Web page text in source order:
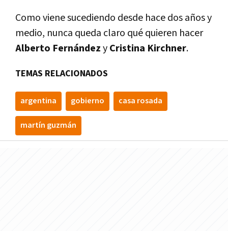
Como viene sucediendo desde hace dos años y
medio, nunca queda claro qué quieren hacer
Alberto FernándezyCristina Kirchner.
TEMAS RELACIONADOS
argentina gobierno casa rosada
martín guzmán